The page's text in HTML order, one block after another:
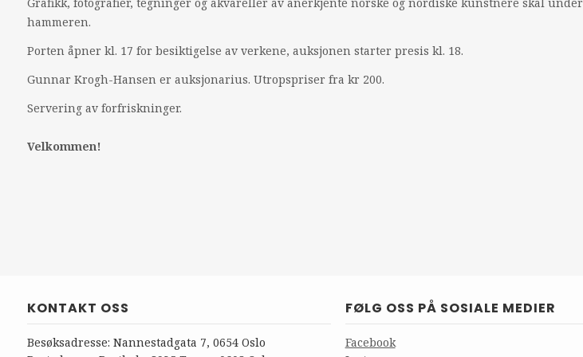
hammeren.
Porten åpner kl. 17 for besiktigelse av verkene, auksjonen starter presis kl. 18.
Gunnar Krogh-Hansen er auksjonarius. Utropspriser fra kr 200.
Servering av forfriskninger.
Velkommen!
KONTAKT OSS
Besøksadresse: Nannestadgata 7, 0654 Oslo
FØLG OSS PÅ SOSIALE MEDIER
Facebook